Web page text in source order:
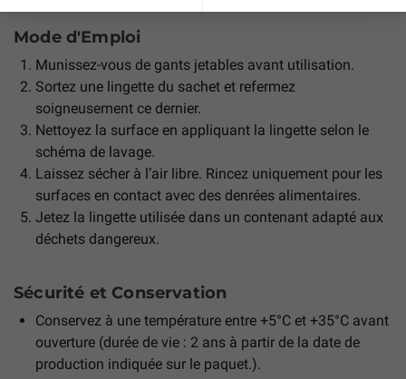
Mode d'Emploi
Munissez-vous de gants jetables avant utilisation.
Sortez une lingette du sachet et refermez
soigneusement ce dernier.
Nettoyez la surface en appliquant la lingette selon le
schéma de lavage.
Laissez sécher à l’air libre. Rincez uniquement pour les
surfaces en contact avec des denrées alimentaires.
Jetez la lingette utilisée dans un contenant adapté aux
déchets dangereux.
Sécurité et Conservation
Conservez à une température entre +5°C et +35°C avant
ouverture (durée de vie : 2 ans à partir de la date de
production indiquée sur le paquet.).